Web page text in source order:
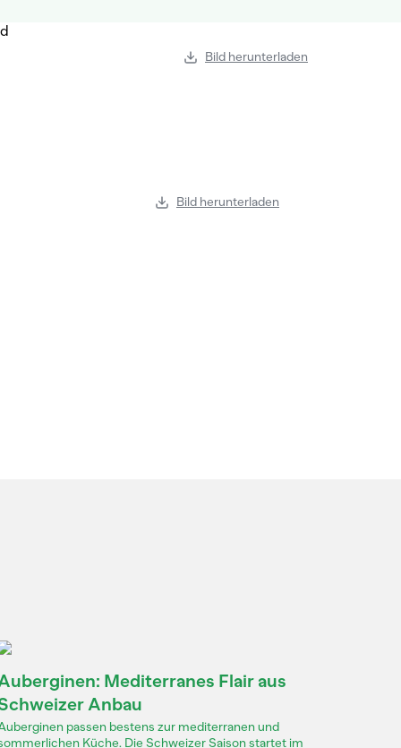
Bild herunterladen
Bild herunterladen
Mediterranes Flair aus
Anbau
passen bestens zur mediterranen und
Küche. Die Schweizer Saison startet im